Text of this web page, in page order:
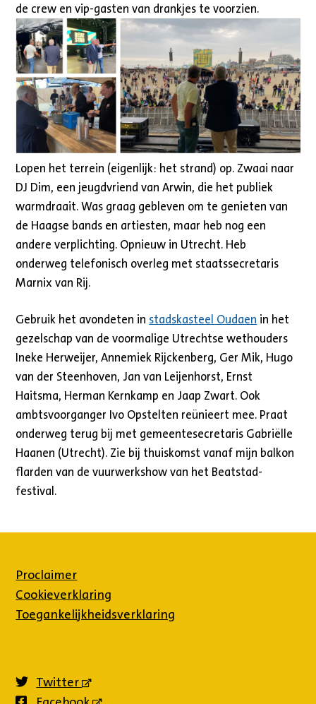
de crew en vip-gasten van drankjes te voorzien.
Lopen het terrein (eigenlijk: het strand) op. Zwaai naar
DJ Dim, een jeugdvriend van Arwin, die het publiek
warmdraait. Was graag gebleven om te genieten van
de Haagse bands en artiesten, maar heb nog een
andere verplichting. Opnieuw in Utrecht. Heb
onderweg telefonisch overleg met staatssecretaris
Marnix van Rij.
Gebruik het avondeten in stadskasteel Oudaen in het
gezelschap van de voormalige Utrechtse wethouders
Ineke Herweijer, Annemiek Rijckenberg, Ger Mik, Hugo
van der Steenhoven, Jan van Leijenhorst, Ernst
Haitsma, Herman Kernkamp en Jaap Zwart. Ook
ambtsvoorganger Ivo Opstelten reünieert mee. Praat
onderweg terug bij met gemeentesecretaris Gabriëlle
Haanen (Utrecht). Zie bij thuiskomst vanaf mijn balkon
flarden van de vuurwerkshow van het Beatstad-
festival.
Proclaimer
Cookieverklaring
Toegankelijkheidsverklaring
Twitter
(externe
(externe